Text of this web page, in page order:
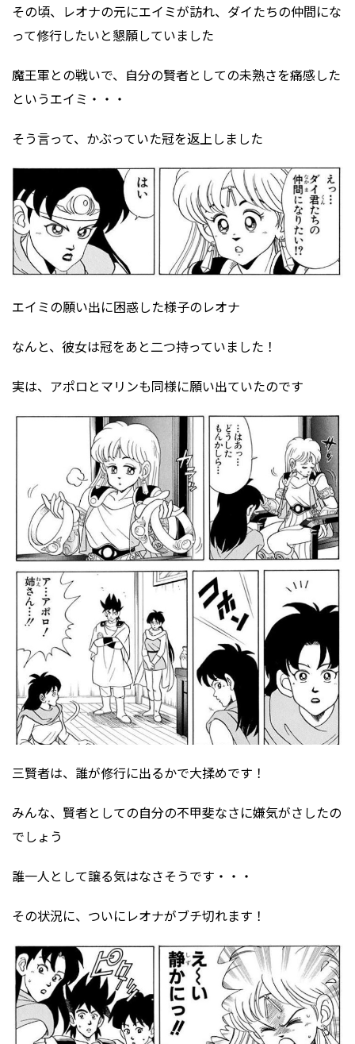
その頃、レオナの元にエイミが訪れ、ダイたちの仲間にな
って修行したいと懇願していました
魔王軍との戦いで、自分の賢者としての未熟さを痛感した
というエイミ・・・
そう言って、かぶっていた冠を返上しました
エイミの願い出に困惑した様子のレオナ
なんと、彼女は冠をあと二つ持っていました！
実は、アポロとマリンも同様に願い出ていたのです
三賢者は、誰が修行に出るかで大揉めです！
みんな、賢者としての自分の不甲斐なさに嫌気がさしたの
でしょう
誰一人として譲る気はなさそうです・・・
その状況に、ついにレオナがブチ切れます！